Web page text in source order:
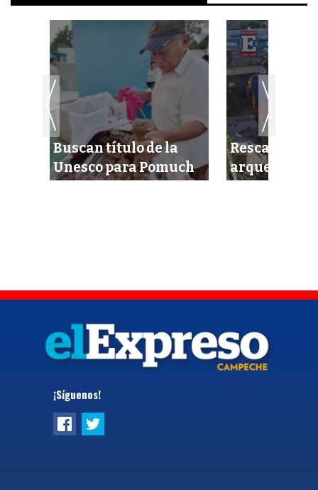
Buscan título de la
Unesco para Pomuch
Rescatan
¡Síguenos!